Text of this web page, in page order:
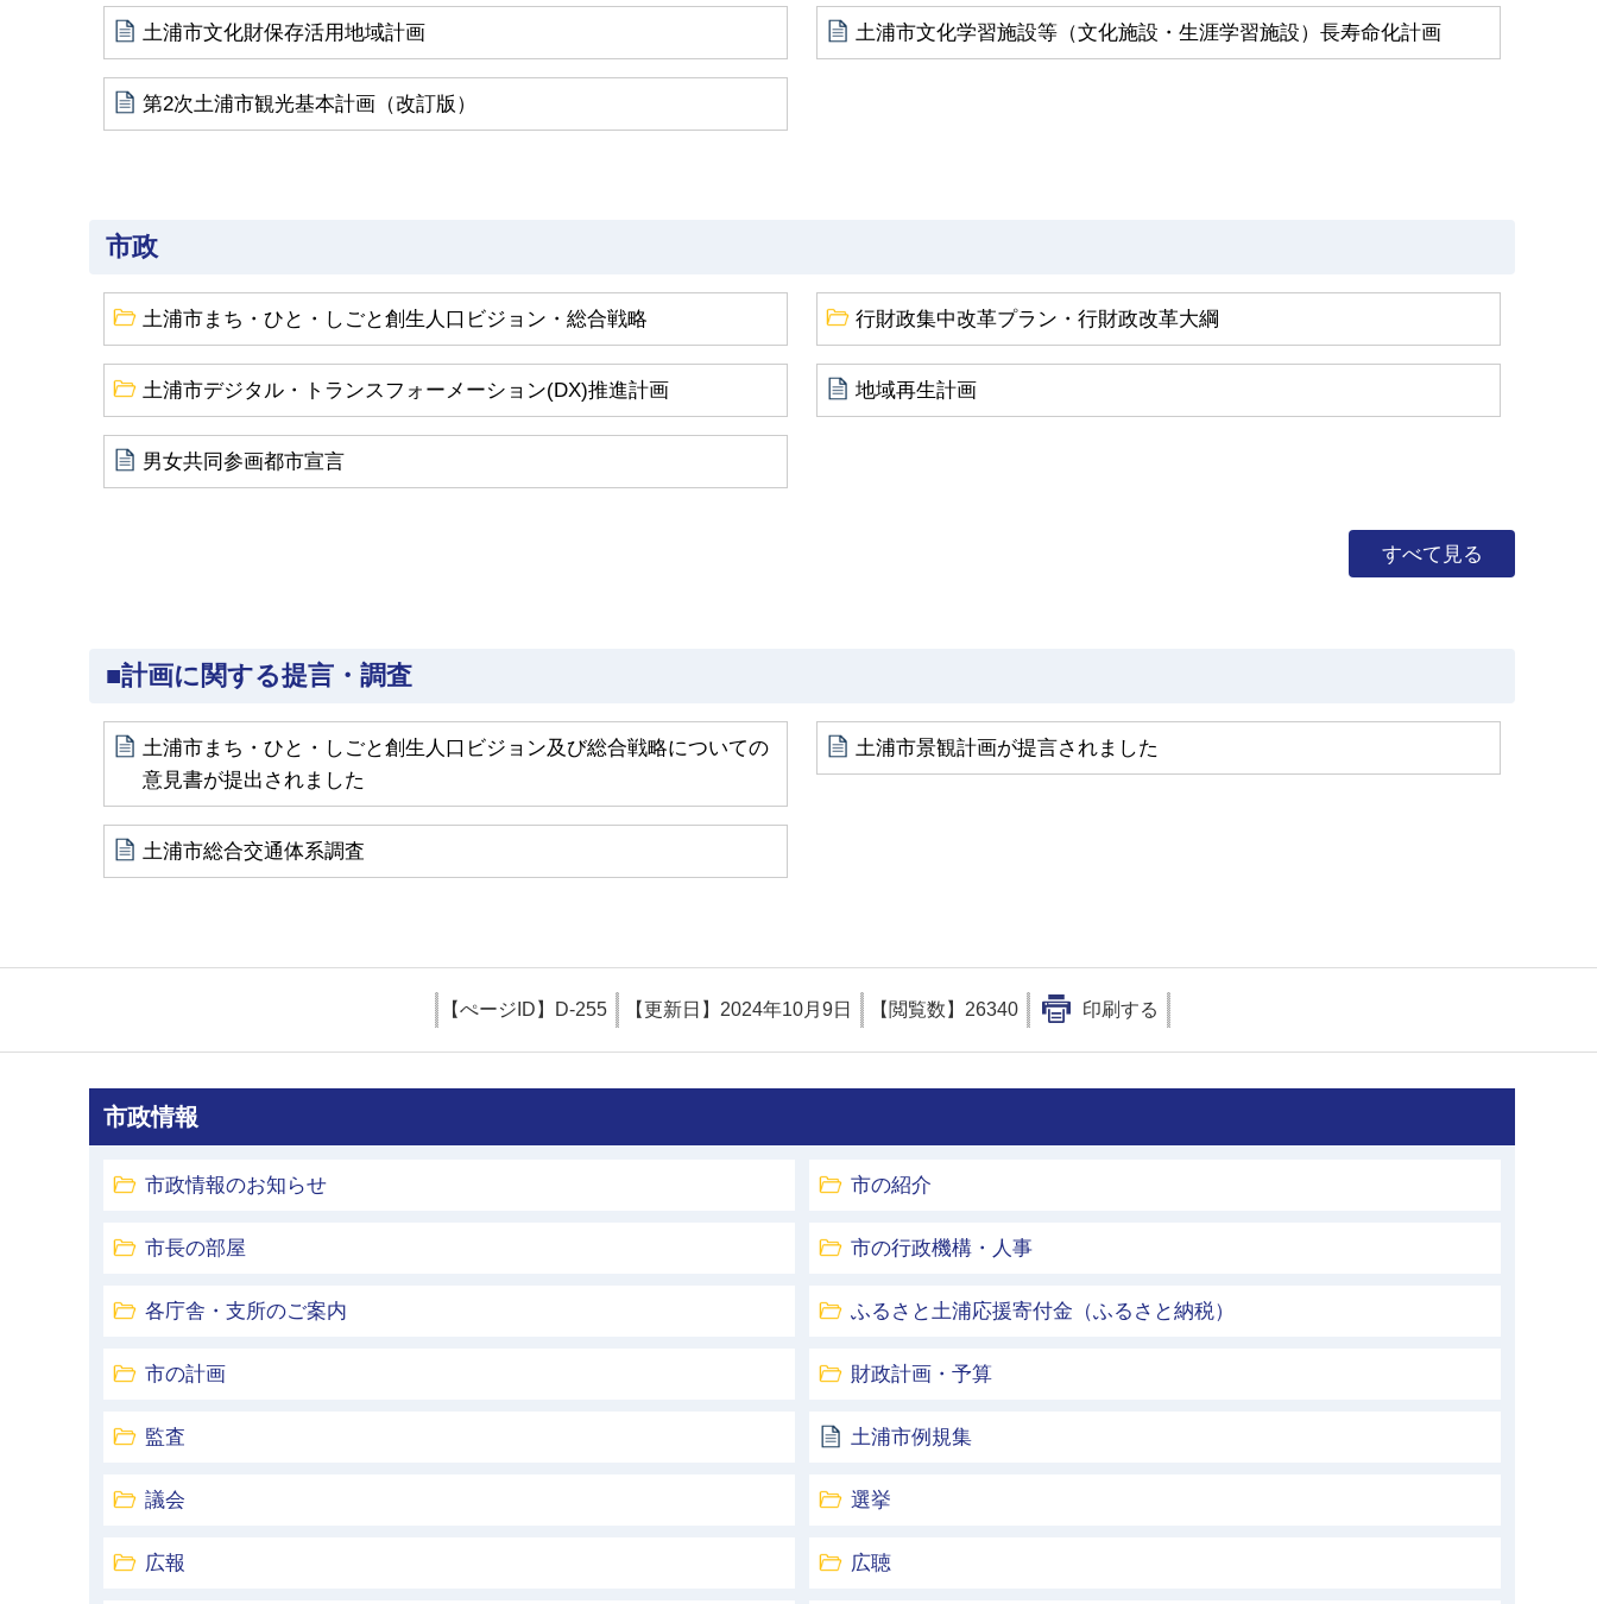
土浦市文化財保存活用地域計画 土浦市文化学習施設等（文化施設・生涯学習施設）長寿命化計画
第2次土浦市観光基本計画（改訂版）
市政
土浦市まち・ひと・しごと創生人口ビジョン・総合戦略 行財政集中改革プラン・行財政改革大綱
土浦市デジタル・トランスフォーメーション(DX)推進計画 地域再生計画
男女共同参画都市宣言
すべて見る
■計画に関する提言・調査
土浦市まち・ひと・しごと創生人口ビジョン及び総合戦略についての
意見書が提出されました
土浦市景観計画が提言されました
土浦市総合交通体系調査
【ぺージID】 D-255 【更新日】 2024年10月9日 【閲覧数】 26340 印刷する
市政情報
市政情報のお知らせ 市の紹介
市長の部屋 市の行政機構・人事
各庁舎・支所のご案内 ふるさと土浦応援寄付金（ふるさと納税）
市の計画 財政計画・予算
監査 土浦市例規集
議会 選挙
広報 広聴